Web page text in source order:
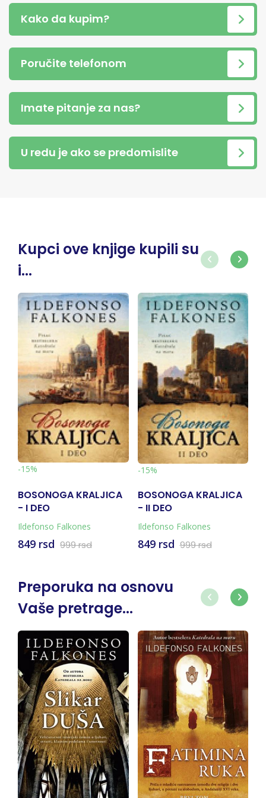
Kako da kupim?
Poručite telefonom
Imate pitanje za nas?
U redu je ako se predomislite
Kupci ove knjige kupili su
i...
-15%
BOSONOGA KRALJICA
- I DEO
Ildefonso Falkones
849 rsd 999 rsd
-15%
BOSONOGA KRALJICA
- II DEO
Ildefonso Falkones
849 rsd 999 rsd
Preporuka na osnovu
Vaše pretrage...